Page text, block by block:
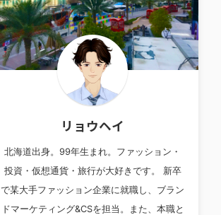
リョウヘイ
北海道出身。99年生まれ。ファッション・
投資・仮想通貨・旅行が大好きです。 新卒
で某大手ファッション企業に就職し、ブラン
ドマーケティング&CSを担当。また、本職と